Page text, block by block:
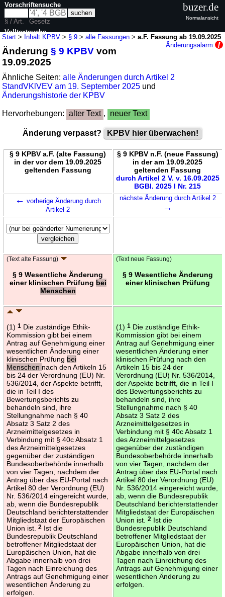
Start > Inhalt KPBV > § 9 >alle Fassungen >a.F. Fassung ab 19.09.2025
Änderungsalarm
Änderung§ 9 KPBV vom
19.09.2025
Ähnliche Seiten:alle Änderungen durch Artikel 2
StandVKlVEV am 19. September 2025 und
Änderungshistorie der KPBV
Hervorhebungen: alter Text , neuer Text
Änderung verpasst? KPBV hier überwachen!
§ 9 KPBV a.F. (alte Fassung)
in der vor dem 19.09.2025
geltenden Fassung
§ 9 KPBV n.F. (neue Fassung)
in der am 19.09.2025
geltenden Fassung
durch Artikel 2 V. v. 16.09.2025
BGBl. 2025 I Nr. 215
← vorherige Änderung durch
Artikel 2
nächste Änderung durch Artikel 2
→
(Text alte Fassung)
§ 9 Wesentliche Änderung
einer klinischen Prüfung bei
Menschen
(Text neue Fassung)
§ 9 Wesentliche Änderung
einer klinischen Prüfung
(1) 1Die zuständige Ethik-
Kommission gibt bei einem
Antrag auf Genehmigung einer
wesentlichen Änderung einer
klinischen Prüfung bei
Menschen nach den Artikeln 15
bis 24 der Verordnung (EU) Nr.
536/2014, der Aspekte betrifft,
die in Teil I des
Bewertungsberichts zu
behandeln sind, ihre
Stellungnahme nach § 40
Absatz 3 Satz 2 des
Arzneimittelgesetzes in
Verbindung mit § 40c Absatz 1
des Arzneimittelgesetzes
gegenüber der zuständigen
Bundesoberbehörde innerhalb
von vier Tagen, nachdem der
Antrag über das EU-Portal nach
Artikel 80 der Verordnung (EU)
Nr. 536/2014 eingereicht wurde,
ab, wenn die Bundesrepublik
Deutschland berichterstattender
Mitgliedstaat der Europäischen
Union ist.
2Ist die
Bundesrepublik Deutschland
betroffener Mitgliedstaat der
Europäischen Union, hat die
Abgabe innerhalb von drei
Tagen nach Einreichung des
Antrags auf Genehmigung einer
wesentlichen Änderung zu
erfolgen.
(1) 1Die zuständige Ethik-
Kommission gibt bei einem
Antrag auf Genehmigung einer
wesentlichen Änderung einer
klinischen Prüfung nach den
Artikeln 15 bis 24 der
Verordnung (EU) Nr. 536/2014,
der Aspekte betrifft, die in Teil I
des Bewertungsberichts zu
behandeln sind, ihre
Stellungnahme nach § 40
Absatz 3 Satz 2 des
Arzneimittelgesetzes in
Verbindung mit § 40c Absatz 1
des Arzneimittelgesetzes
gegenüber der zuständigen
Bundesoberbehörde innerhalb
von vier Tagen, nachdem der
Antrag über das EU-Portal nach
Artikel 80 der Verordnung (EU)
Nr. 536/2014 eingereicht wurde,
ab, wenn die Bundesrepublik
Deutschland berichterstattender
Mitgliedstaat der Europäischen
Union ist.
2Ist die
Bundesrepublik Deutschland
betroffener Mitgliedstaat der
Europäischen Union, hat die
Abgabe innerhalb von drei
Tagen nach Einreichung des
Antrags auf Genehmigung einer
wesentlichen Änderung zu
erfolgen.
Vorschriftensuche
§ / Art.
Gesetz
Volltextsuche
nur in KPBV
buzer.de
Normalansicht